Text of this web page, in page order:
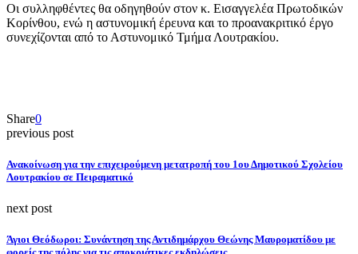
Οι συλληφθέντες θα οδηγηθούν στον κ. Εισαγγελέα Πρωτοδικών
Κορίνθου, ενώ η αστυνομική έρευνα και το προανακριτικό έργο
συνεχίζονται από το Αστυνομικό Τμήμα Λουτρακίου.
Share0
previous post
Ανακοίνωση για την επιχειρούμενη μετατροπή του 1ου Δημοτικού Σχολείου
Λουτρακίου σε Πειραματικό
next post
Άγιοι Θεόδωροι: Συνάντηση της Αντιδημάρχου Θεώνης Μαυροματίδου με